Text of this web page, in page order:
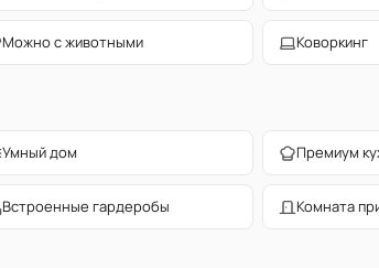
Можно с животными Коворкинг
Умный дом Премиум
Встроенные гардеробы Комната